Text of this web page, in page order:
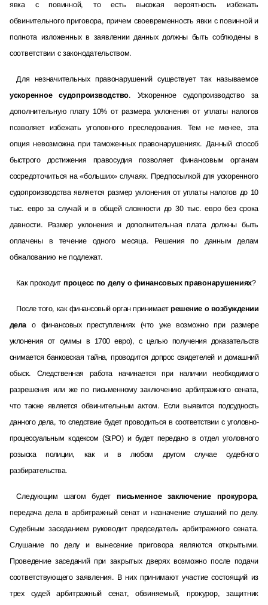
явка с повинной, то есть высокая вероятность избежать
обвинительного приговора, причем своевременность явки с повинной и
полнота изложенных в заявлении данных должны быть соблюдены в
соответствии с законодательством.
Для незначительных правонарушений существует так называемое
ускоренное судопроизводство. Ускоренное судопроизводство за
дополнительную плату 10% от размера уклонения от уплаты налогов
позволяет избежать уголовного преследования. Тем не менее, эта
опция невозможна при таможенных правонарушениях. Данный способ
быстрого достижения правосудия позволяет финансовым органам
сосредоточиться на «больших» случаях. Предпосылкой для ускоренного
судопроизводства является размер уклонения от уплаты налогов до 10
тыс. евро за случай и в общей сложности до 30 тыс. евро без срока
давности. Размер уклонения и дополнительная плата должны быть
оплачены в течение одного месяца. Решения по данным делам
обжалованию не подлежат.
Как проходит процесс по делу о финансовых правонарушениях?
После того, как финансовый орган принимаетрешение о возбуждении
делао финансовых преступлениях (что уже возможно при размере
уклонения от суммы в 1700 евро), с целью получения доказательств
снимается банковская тайна, проводится допрос свидетелей и домашний
обыск. Следственная работа начинается при наличии необходимого
разрешения или же по письменному заключению арбитражного сената,
что также является обвинительным актом. Если выявится подсудность
данного дела, то следствие будет проводиться в соответствии с уголовно-
процессуальным кодексом (StPO) и будет передано в отдел уголовного
розыска полиции, как и в любом другом случае судебного
разбирательства.
Следующим шагом будетписьменное заключение прокурора,
передача дела в арбитражный сенат и назначение слушаний по делу.
Судебным заседанием руководит председатель арбитражного сената.
Слушание по делу и вынесение приговора являются открытыми.
Проведение заседаний при закрытых дверях возможно после подачи
соответствующего заявления. В них принимают участие состоящий из
трех судей арбитражный сенат, обвиняемый, прокурор, защитник